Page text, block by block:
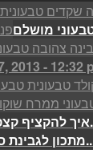
מושלם
2013 - 12:32
קוק...
להכנה...